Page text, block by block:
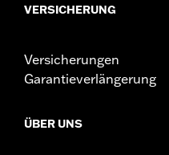
VERSICHERUNG
Versicherungen
Garantieverlängerung
ÜBER UNS